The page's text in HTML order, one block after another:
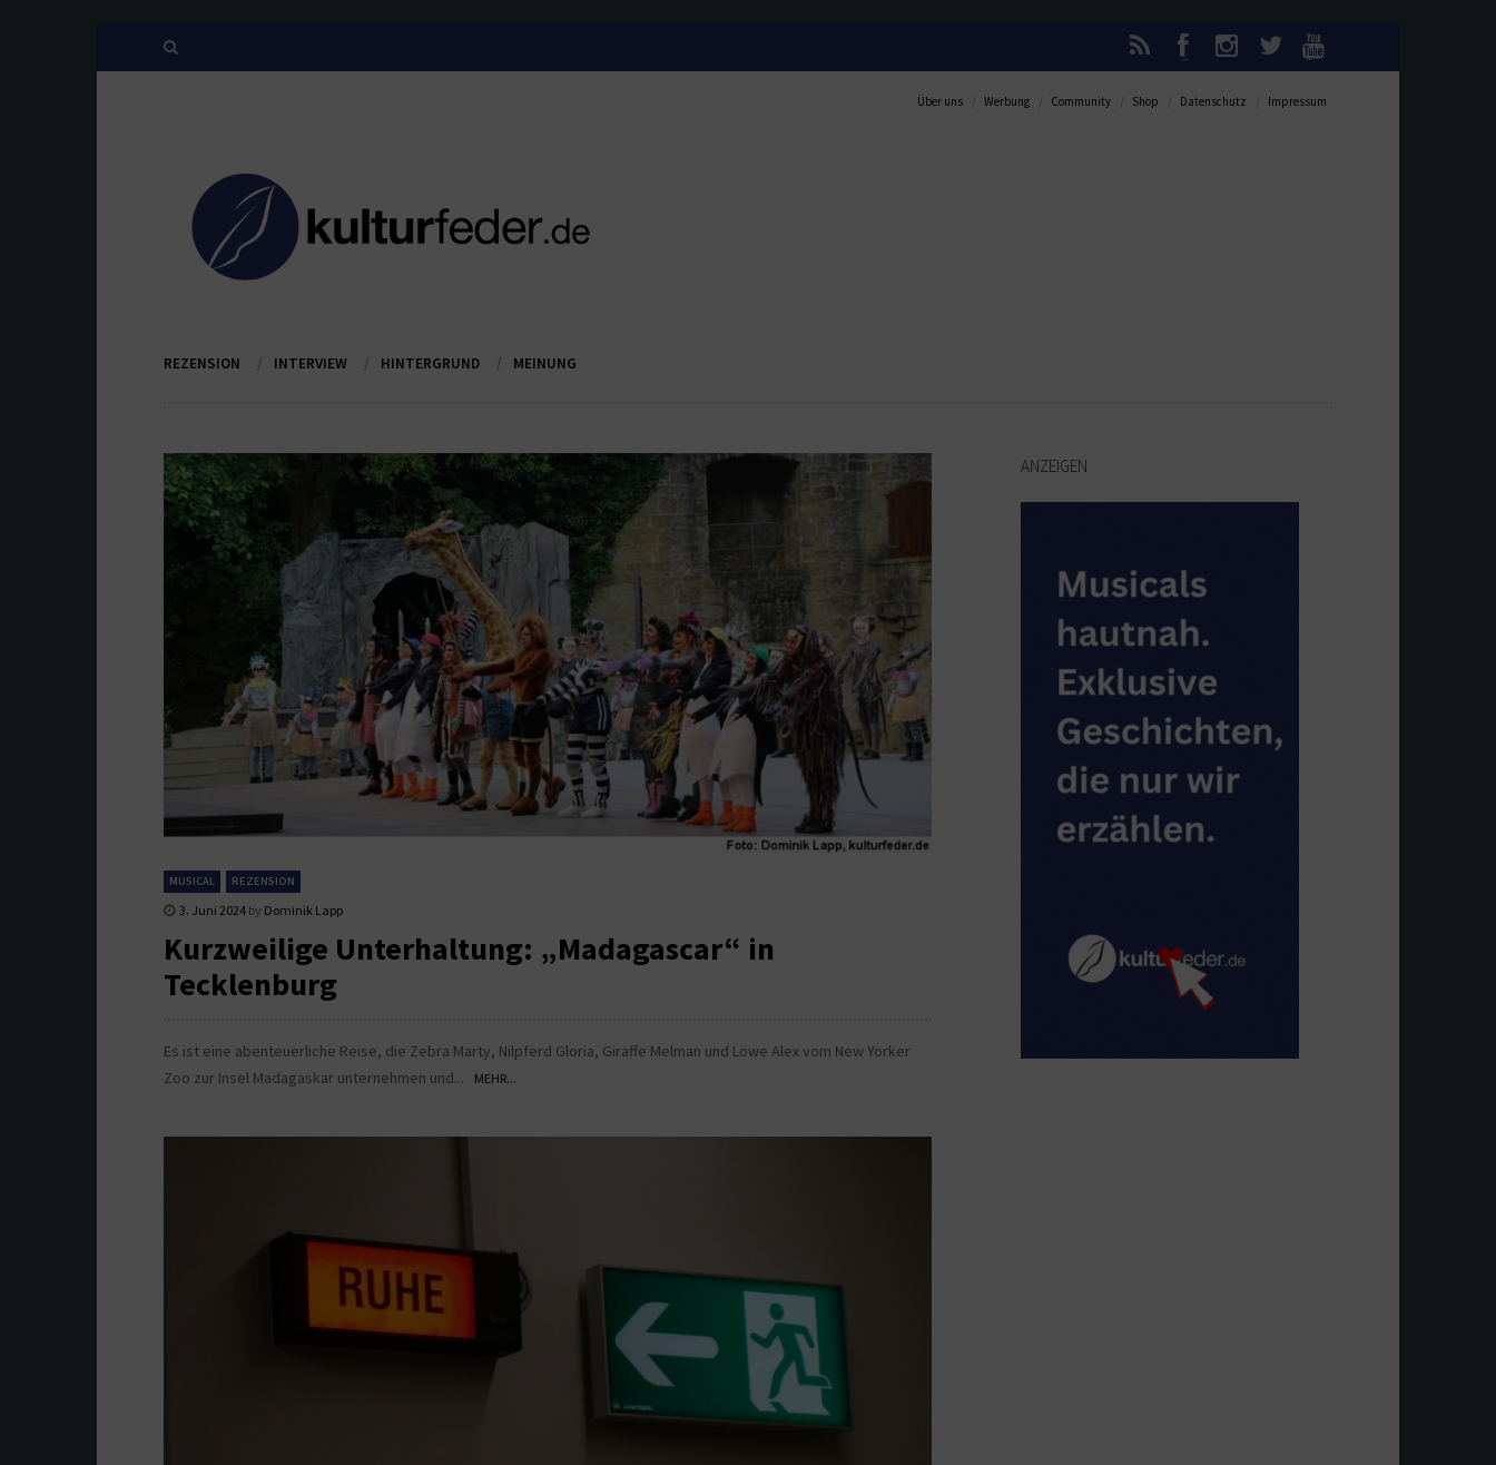
Über uns Werbung Community Shop Datenschutz Impressum
REZENSION INTERVIEW HINTERGRUND MEINUNG
MUSICAL REZENSION
3. Juni 2024 by Dominik Lapp
Kurzweilige Unterhaltung: „Madagascar“ in
Tecklenburg
Es ist eine abenteuerliche Reise, die Zebra Marty, Nilpferd Gloria, Giraffe Melman und Löwe Alex vom New Yorker
Zoo zur Insel Madagaskar unternehmen und...
MEHR...
ANZEIGEN